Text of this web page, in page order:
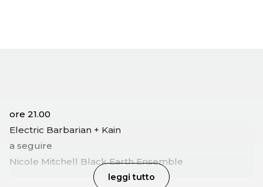
ore 21.00
Electric Barbarian + Kain
a seguire
Nicole Mitchell Black Earth Ensemble
leggi tutto